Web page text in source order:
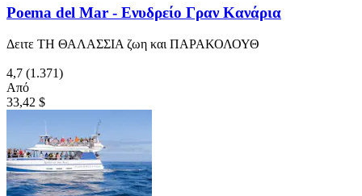
Poema del Mar - Ενυδρείο Γραν Κανάρια
Δειτε ΤΗ ΘΑΛΑΣΣΙΑ ζωη και ΠΑΡΑΚΟΛΟΥΘ
4,7 (1.371)
Από
33,42 $